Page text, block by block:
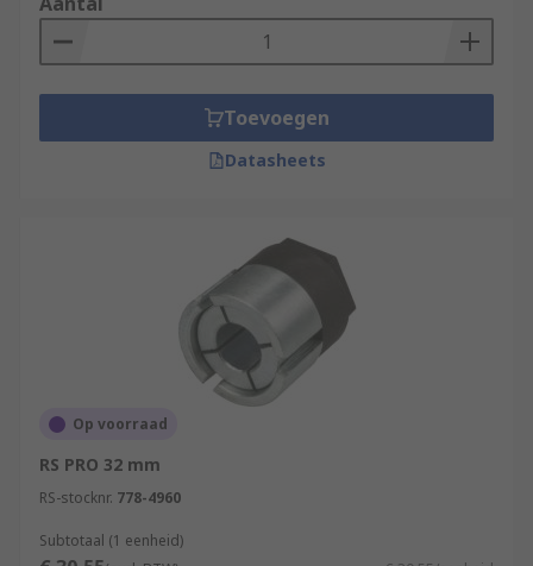
Toevoegen
Datasheets
Op voorraad
RS PRO 32 mm
RS-stocknr. 778-4960
Subtotaal (1 eenheid)